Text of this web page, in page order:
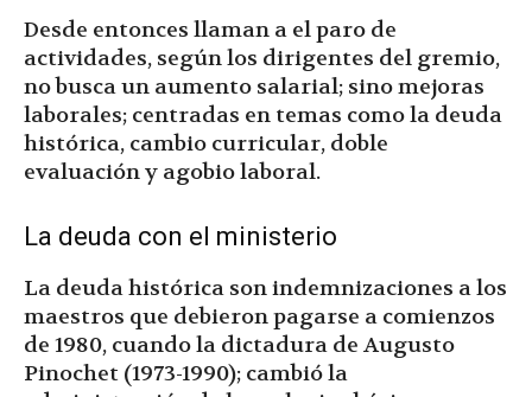
Desde entonces llaman a el paro de
actividades, según los dirigentes del gremio,
no busca un aumento salarial; sino mejoras
laborales; centradas en temas como la deuda
histórica, cambio curricular, doble
evaluación y agobio laboral.
La deuda con el ministerio
La deuda histórica son indemnizaciones a los
maestros que debieron pagarse a comienzos
de 1980, cuando la dictadura de Augusto
Pinochet (1973-1990); cambió la